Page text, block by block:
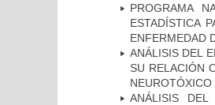
PROGRAMA
ESTADÍSTICA
ENFERMEDAD
ANÁLISIS DEL
SU RELACIÓN
NEUROTÓXICO
ANÁLISIS